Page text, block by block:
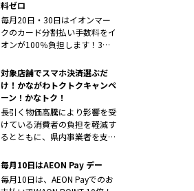
料ゼロ
毎月20日・30日はイオンマー
クのカード分割払い手数料をイ
オンが100％負担します！3・
対象店舗でスマホ決済選ぶだ
け！かながわトクトクキャンペ
ーン！かなトク！
長引く物価高騰により影響を受
けている消費者の負担を軽減す
るとともに、県内事業者を支援
毎月10日はAEON Pay デー
毎月10日は、AEON Payでのお